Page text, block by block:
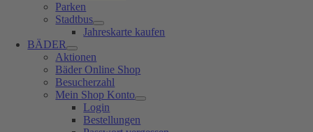
Parken
Stadtbus
Jahreskarte kaufen
BÄDER
Aktionen
Bäder Online Shop
Besucherzahl
Mein Shop Konto
Login
Bestellungen